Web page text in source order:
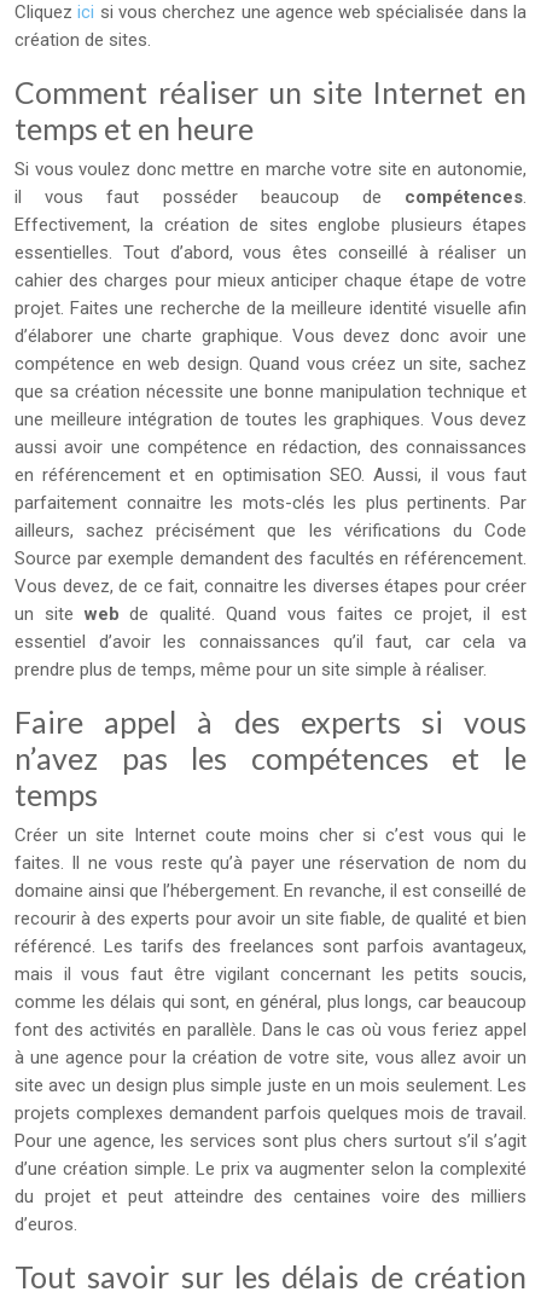
Cliquezici si vous cherchez une agence web spécialisée dans la
création de sites.
Comment réaliser un site Internet en
temps et en heure
Si vous voulez donc mettre en marche votre site en autonomie,
il vous faut posséder beaucoup de compétences.
Effectivement, la création de sites englobe plusieurs étapes
essentielles. Tout d’abord, vous êtes conseillé à réaliser un
cahier des charges pour mieux anticiper chaque étape de votre
projet. Faites une recherche de la meilleure identité visuelle afin
d’élaborer une charte graphique. Vous devez donc avoir une
compétence en web design. Quand vous créez un site, sachez
que sa création nécessite une bonne manipulation technique et
une meilleure intégration de toutes les graphiques. Vous devez
aussi avoir une compétence en rédaction, des connaissances
en référencement et en optimisation SEO. Aussi, il vous faut
parfaitement connaitre les mots-clés les plus pertinents. Par
ailleurs, sachez précisément que les vérifications du Code
Source par exemple demandent des facultés en référencement.
Vous devez, de ce fait, connaitre les diverses étapes pour créer
un site webde qualité. Quand vous faites ce projet, il est
essentiel d’avoir les connaissances qu’il faut, car cela va
prendre plus de temps, même pour un site simple à réaliser.
Faire appel à des experts si vous
n’avez pas les compétences et le
temps
Créer un site Internet coute moins cher si c’est vous qui le
faites. Il ne vous reste qu’à payer une réservation de nom du
domaine ainsi que l’hébergement. En revanche, il est conseillé de
recourir à des experts pour avoir un site fiable, de qualité et bien
référencé. Les tarifs des freelances sont parfois avantageux,
mais il vous faut être vigilant concernant les petits soucis,
comme les délais qui sont, en général, plus longs, car beaucoup
font des activités en parallèle. Dans le cas où vous feriez appel
à une agence pour la création de votre site, vous allez avoir un
site avec un design plus simple juste en un mois seulement. Les
projets complexes demandent parfois quelques mois de travail.
Pour une agence, les services sont plus chers surtout s’il s’agit
d’une création simple. Le prix va augmenter selon la complexité
du projet et peut atteindre des centaines voire des milliers
d’euros.
Tout savoir sur les délais de création